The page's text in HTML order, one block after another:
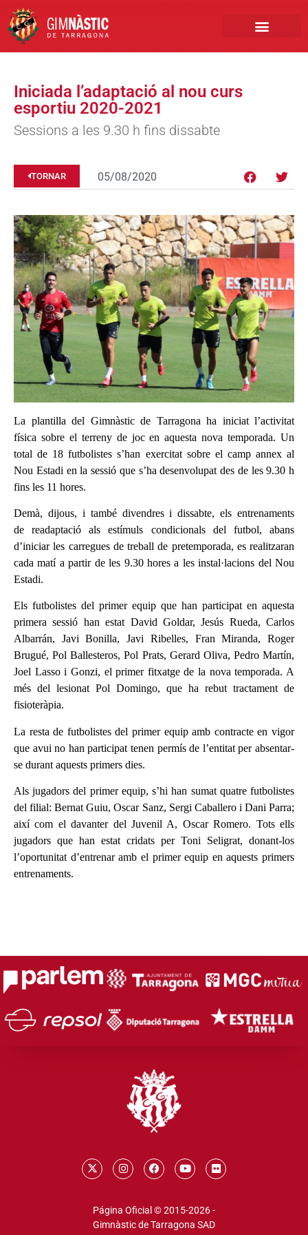
Iniciada l’adaptació al nou curs
esportiu 2020-2021
Sessions a les 9.30 h fins dissabte
TORNAR 05/08/2020
La plantilla del Gimnàstic de Tarragona ha iniciat l’activitat
física sobre el terreny de joc en aquesta nova temporada. Un
total de 18 futbolistes s’han exercitat sobre el camp annex al
Nou Estadi en la sessió que s’ha desenvolupat des de les 9.30 h
fins les 11 hores.
Demà, dijous, i també divendres i dissabte, els entrenaments
dereadaptació als estímuls condicionals del futbol, abans
d’iniciar les carregues de treball de pretemporada, es realitzaran
cada matí a partir de les 9.30 hores a les instal·lacions del Nou
Estadi.
Els futbolistes del primer equip que han participat en aquesta
primera sessió han estat David Goldar, Jesús Rueda, Carlos
Albarrán, Javi Bonilla, Javi Ribelles, Fran Miranda, Roger
Brugué, Pol Ballesteros, Pol Prats, Gerard Oliva, Pedro Martín,
Joel Lasso i Gonzi, el primer fitxatge de la nova temporada. A
més del lesionat Pol Domingo, que ha rebut tractament de
fisioteràpia.
La resta de futbolistes del primer equip amb contracte en vigor
que avui no han participat tenen permís de l’entitat per absentar-
se durant aquests primers dies.
Als jugadors del primer equip, s’hi han sumat quatre futbolistes
del filial: Bernat Guiu, Oscar Sanz, Sergi Caballero i Dani Parra;
així com el davanter del Juvenil A, Oscar Romero. Tots ells
jugadors que han estat cridats per Toni Seligrat, donant-los
l’oportunitat d’entrenar amb el primer equip en aquests primers
entrenaments.
Página Oficial © 2015-2026 -
Gimnàstic de Tarragona SAD